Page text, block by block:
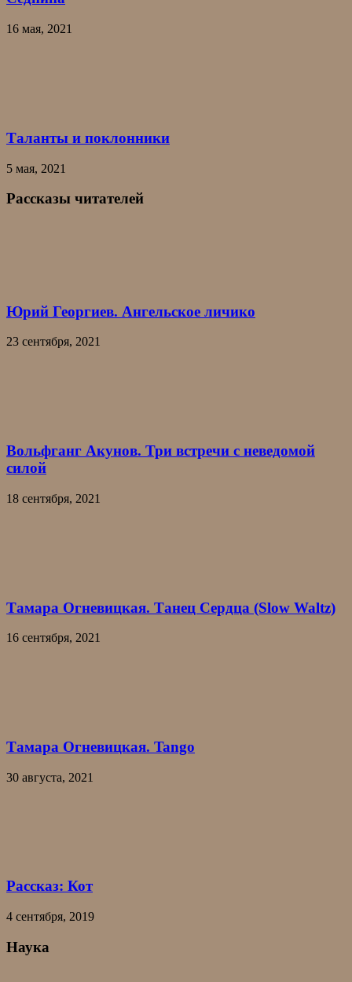
16 мая, 2021
Таланты и поклонники
5 мая, 2021
Рассказы читателей
Юрий Георгиев. Ангельское личико
23 сентября, 2021
Вольфганг Акунов. Три встречи с неведомой
силой
18 сентября, 2021
Тамара Огневицкая. Танец Сердца (Slow Waltz)
16 сентября, 2021
Тамара Огневицкая. Tango
30 августа, 2021
Рассказ: Кот
4 сентября, 2019
Наука